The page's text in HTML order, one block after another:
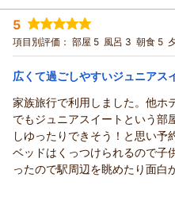
り」をメインコンセプトに
十勝・北海道を楽しんでいた
ております。
帯広名物の豚丼や十勝産の大
感じていただけるメニューを
一日の始まりのエネルギーチ
お楽しみいただけたのでしたら
今後ともお客様により満足い
一棟体制で精進してまいります
最後になりますが､本日はお
つきまして「気持ちよく過ご
き、大変光栄に存じます。
私どもが日々心掛けておりま
様のプライバシーに配慮した
なり安堵いたしました。
るスタッフ一同にとって何よ
次回お越しの際にも、より洗
えできるよう、今後もさらな
ります。
また帯広へお越しの際はリッ
宿泊時期： 2026年06月宿泊 (子連れ
投稿者： あゆみさん
宿泊プラン： 【ビジネス・レジャー
素泊まりプラン -食事なし-
ダブル
宿泊価格帯： 6,001～7,000円(大人一
リッチモンドホテル帯広駅前からの
この度はご家族皆様でリッチ
ただき、誠にありがとうござ
また、お忙しい中、大変嬉し
ただきましたこと、重ねて御礼
駅の地下駐車場からのアクセ
5
項目別評価： 部屋 5 風呂 3 朝食 5
広くて過ごしやすいジュニアス
家族旅行で利用しました。他ホ
でもジュニアスイートという部
しゆったりできそう！と思い予
ベッドはくっつけられるので子
ったので駅周辺を眺めたり面白
テレビも大きいですがベッドで